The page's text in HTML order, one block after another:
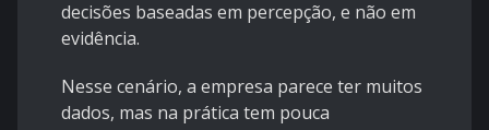
decisões baseadas em percepção, e não em
evidência.
Nesse cenário, a empresa parece ter muitos
dados, mas na prática tem pouca